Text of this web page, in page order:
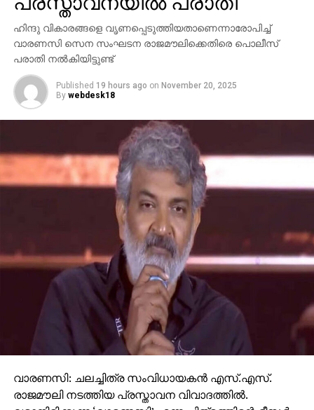
ഹിന്ദു വികാരങ്ങളെ വൃണപ്പെടുത്തിയതാണെന്നാരോപിച്ച്
വാരണസി സെന സംഘടന രാജമൗലിക്കെതിരെ പൊലീസ്
പരാതി നല്‍കിയിട്ടുണ്ട്
Published 19 hours ago on November 20, 2025
By webdesk18
വാരണസി: ചലച്ചിത്ര സംവിധായകന്‍ എസ്.എസ്.
രാജമൗലി നടത്തിയ പ്രസ്താവന വിവാദത്തില്‍.